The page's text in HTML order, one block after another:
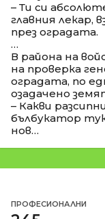
– Ти си
главния лекар,
през оградата.
…
В района на
на проверка
оградата, по
озадачено
– Какви
бълбукатор
нов…
ПРОФЕСИОНАЛНИ